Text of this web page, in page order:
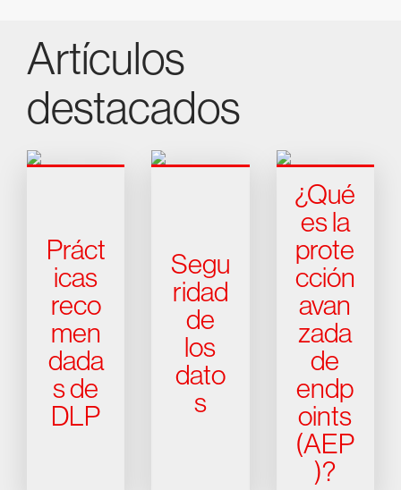
Artículos
destacados
Práct
icas
reco
men
dada
s de
DLP
Segu
ridad
de
los
dato
s
¿Qué
es la
prote
cción
avan
zada
de
endp
oints
(AEP
)?